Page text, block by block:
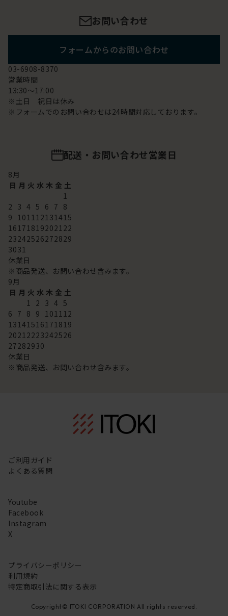
お問い合わせ
フォームからのお問い合わせ
03-6908-8370
営業時間
13:30～17:00
※土日 祝日は休み
※フォームでのお問い合わせは24時間対応しております。
配送・お問い合わせ営業日
8月
日 月 火 水 木 金 土
1
2 3 4 5 6 7 8
9 101112131415
16171819202122
23242526272829
3031
休業日
※商品発送、お問い合わせ含みます。
9月
日 月 火 水 木 金 土
1 2 3 4 5
6 7 8 9 101112
13141516171819
20212223242526
27282930
休業日
※商品発送、お問い合わせ含みます。
ご利用ガイド
よくある質問
Youtube
Facebook
Instagram
X
プライバシーポリシー
利用規約
特定商取引法に関する表示
Copyright© ITOKI CORPORATION All rights reserved.